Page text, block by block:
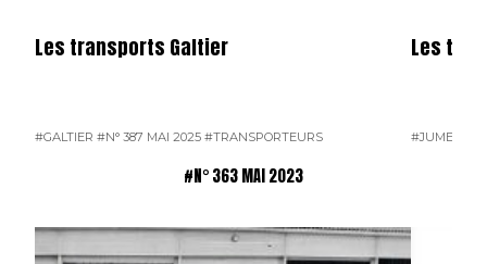
Les transports Galtier
#GALTIER #N° 387 MAI 2025 #TRANSPORTEURS
Les
#JUMEAU
#N° 363 MAI 2023